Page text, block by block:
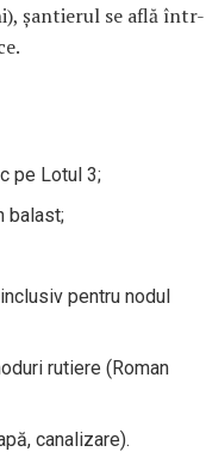
șantierul se află într-
pe Lotul 3;
balast;
pentru nodul
rutiere (Roman
canalizare).